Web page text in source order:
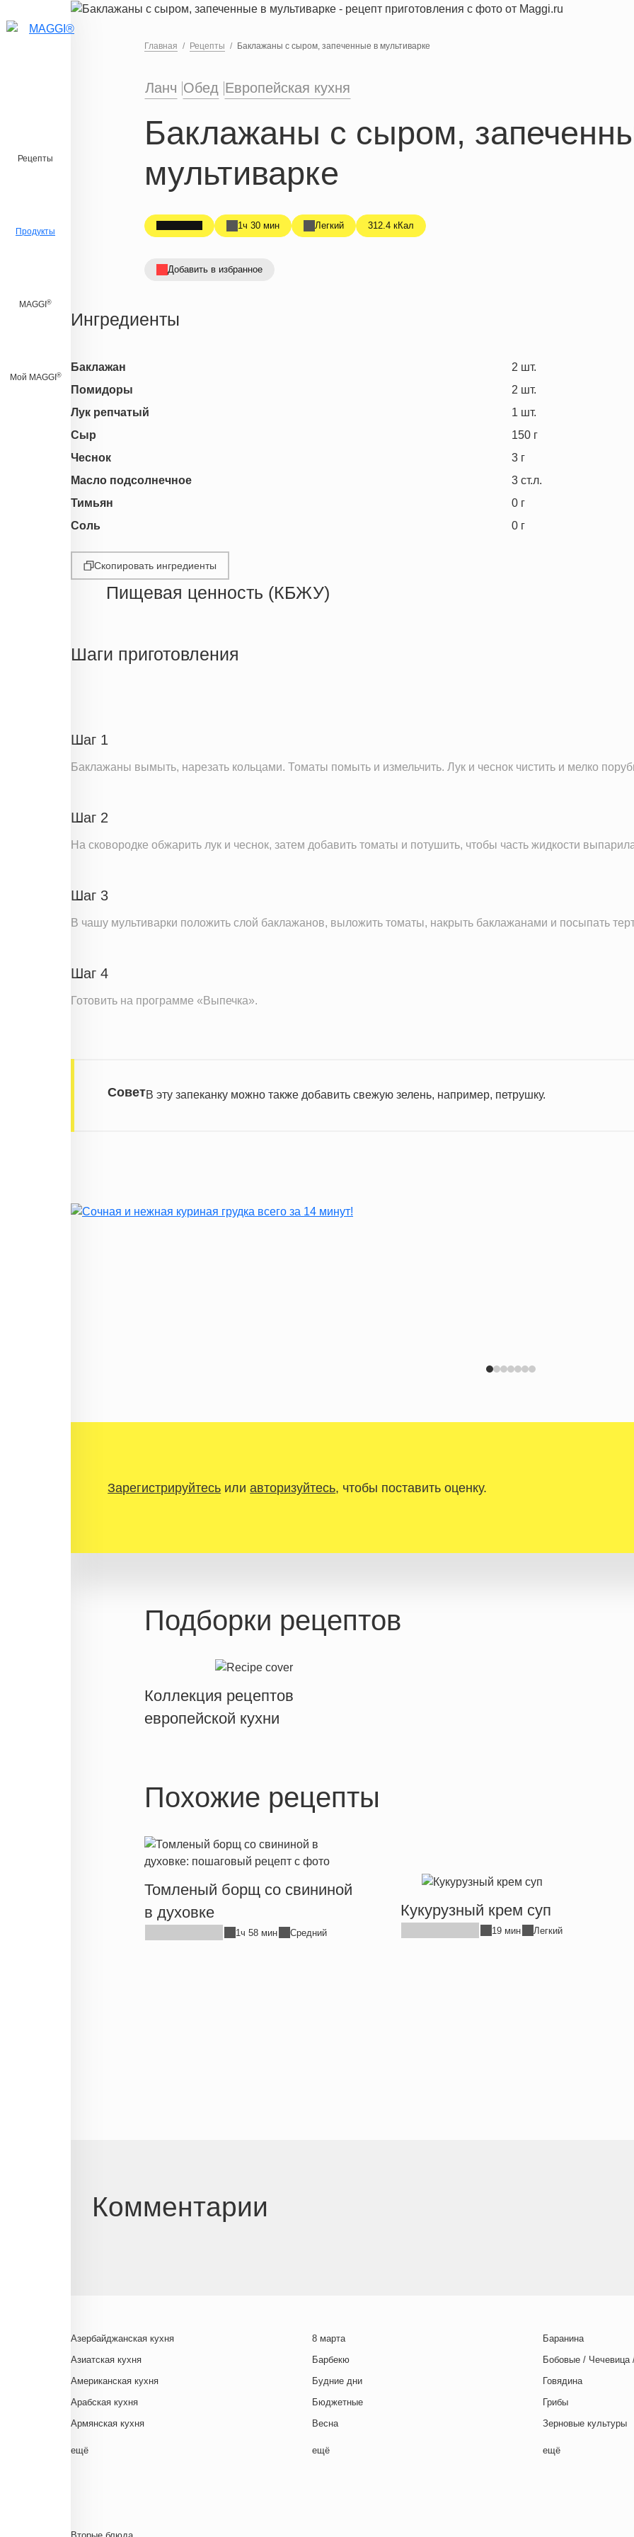
Перейти к основному содержанию
Рецепты
Продукты
MAGGI ®
Мой MAGGI ®
Главная Рецепты Баклажаны с сыром, запеченные в мультиварке
Ланч Обед Европейская кухня
Баклажаны с сыром,
мультиварке
1ч 30 мин Легкий 312.4 кКал
Добавить в избранное
Ингредиенты
Баклажан 2 шт.
Помидоры
2 шт.
Лук репчатый
1 шт.
Сыр
150 г
Чеснок
3 г
Масло подсолнечное
3 ст.л.
Тимьян
0 г
Соль
0 г
Скопировать ингредиенты
Пищевая ценность (КБЖУ)
Белки
Вода
223.2 г
Магний
Кальций
282.7 мг
Витамин С
Витамин Д
Витамин Е
Шаги приготовления
Шаг 1
Баклажаны вымыть, нарезать кольцами. Томаты помыть и измельчить. Лук и чеснок чистить и мелко
Шаг 2
На сковородке обжарить лук и чеснок, затем добавить томаты и потушить, чтобы часть жидкости
Шаг 3
В чашу мультиварки положить слой баклажанов, выложить томаты, накрыть баклажанами и посыпать
Шаг 4
Готовить на программе «Выпечка».
СоветВ эту запеканку можно также добавить свежую зелень, например, петрушку.
Зарегистрируйтесьили авторизуйтесь, чтобы поставить оценку.
Подборки рецептов
Коллекция рецептов
европейской кухни
Похожие рецепты
Томленый борщ со свининой
в духовке
1ч 58 мин Средний
Кукурузный крем суп
19 мин Легкий
Комментарии
Азербайджанская кухня
Азиатская кухня
Американская кухня
Арабская кухня
Армянская кухня
Белорусская
Венгерская кухня
ещё
8 марта
Барбекю
Будние дни
Бюджетные
Весна
Выходные дни
ещё
Баранина
Бобовые / Чечевица
Говядина
Грибы
Зерновые культуры
Картофель
ещё